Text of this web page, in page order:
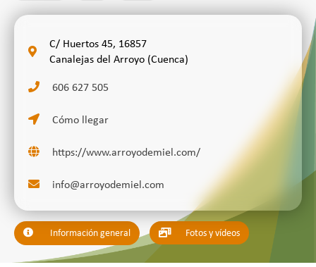
C/ Huertos 45, 16857
Canalejas del Arroyo (Cuenca)
606 627 505
Cómo llegar
https://www.arroyodemiel.com/
info@arroyodemiel.com
Información general Fotos y vídeos